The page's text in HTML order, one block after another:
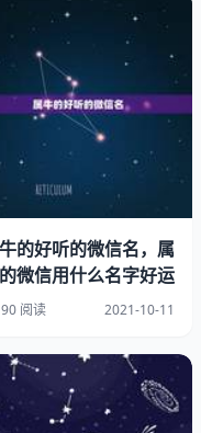
形。
来计算会较为准确。
所以不管何种五行的
攀爬类植物有招是非
招财摆件
安宁太平，通常都会购
的好听的微信名，属
微信用什么名字好运
90 阅读 2021-10-11